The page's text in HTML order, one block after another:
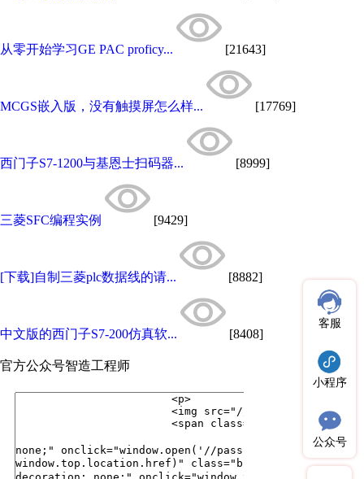
从零开始学习GE PAC proficy... [21643]
MCGS嵌入版，没有触摸屏怎么样... [17769]
西门子S7-1200与基恩士扫码器... [8999]
三菱SFC编程实例 [9429]
[下载]自制三菱plc数据线的请... [8882]
中文版的西门子S7-200仿真软... [8408]
官方公众号智造工程师
客服
小程序
公众号